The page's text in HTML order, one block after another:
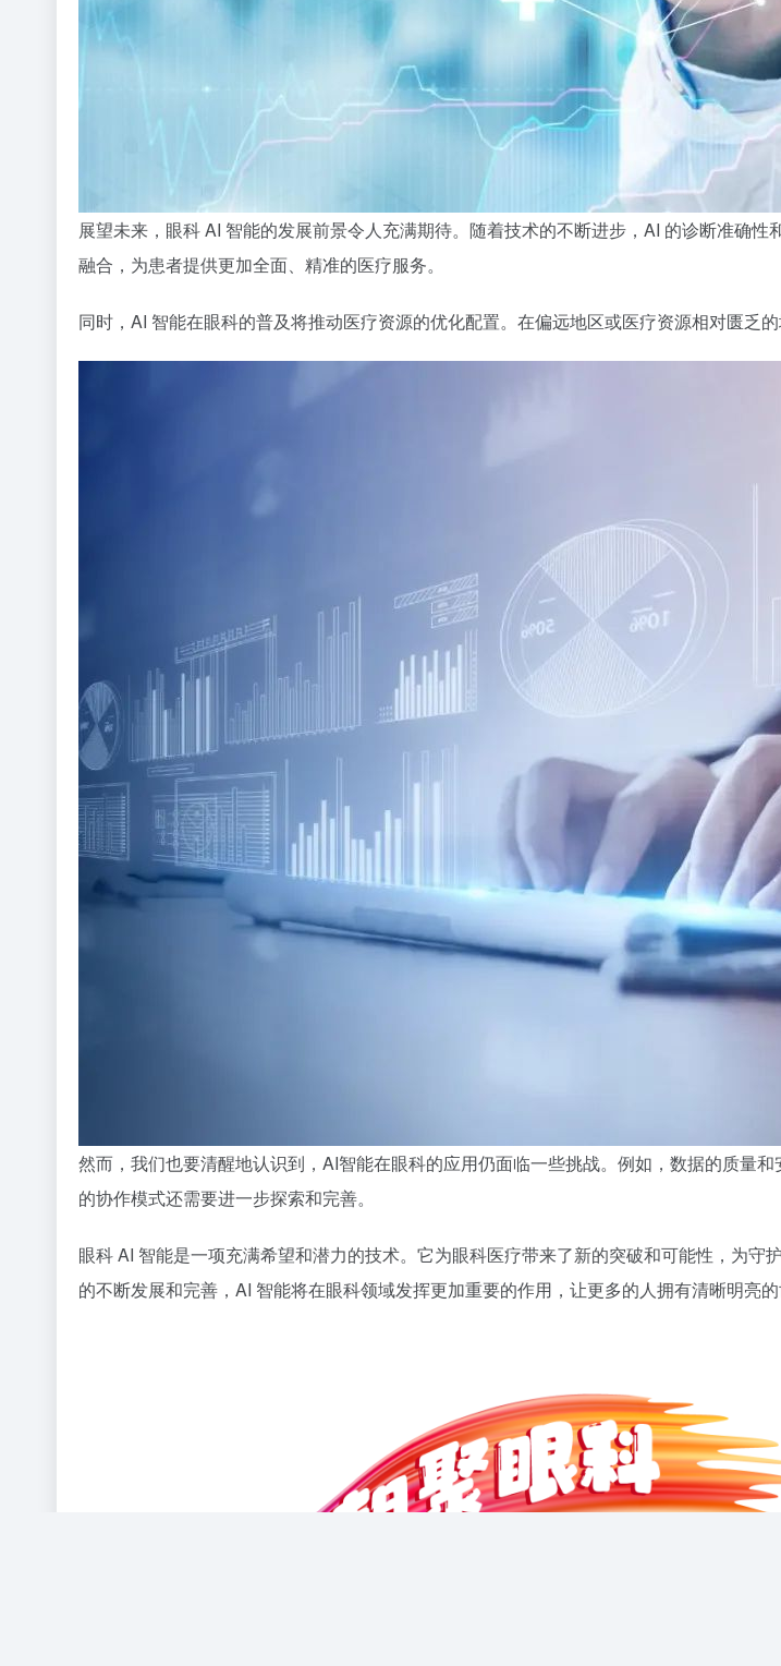
展望未来，眼科 AI 智能的发展前景令人充满期待。随着技术的不断进步，AI 的诊断准确
融合，为患者提供更加全面、精准的医疗服务。
同时，AI 智能在眼科的普及将推动医疗资源的优化配置。在偏远地区或医疗资源相对匮乏
然而，我们也要清醒地认识到，AI智能在眼科的应用仍面临一些挑战。例如，数据的质量
的协作模式还需要进一步探索和完善。
眼科 AI 智能是一项充满希望和潜力的技术。它为眼科医疗带来了新的突破和可能性，为
的不断发展和完善，AI 智能将在眼科领域发挥更加重要的作用，让更多的人拥有清晰明亮的